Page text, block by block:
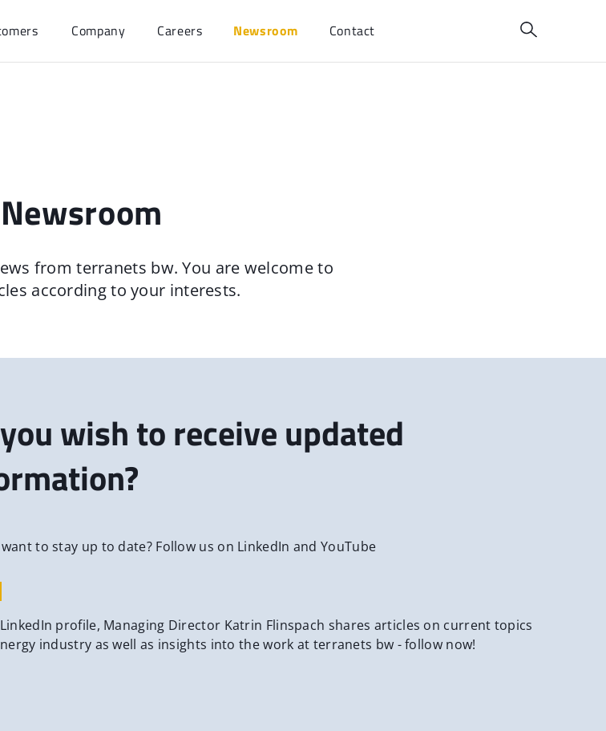
Company Careers Newsroom Contact
from terranets bw. You are welcome to
according to your interests.
wish to receive updated
to stay up to date? Follow us on LinkedIn and YouTube
profile, Managing Director Katrin Flinspach shares articles on current topics
industry as well as insights into the work at terranets bw - follow now!